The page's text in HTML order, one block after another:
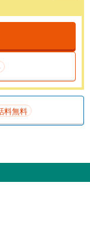
料無料